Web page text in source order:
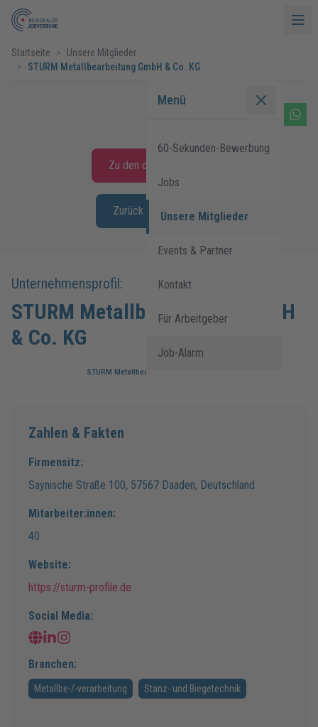
Startseite >
Unsere Mitglieder
>
STURM Metallbearbeitung GmbH & Co. KG
Menü
60-Sekunden-Bewerbung
Jobs
Unsere Mitglieder
Events & Partner
Kontakt
Für Arbeitgeber
Job-Alarm
Zu den offenen Stellen
Zurück zur Übersicht
Unternehmensprofil:
STURM Metallbearbeitung GmbH
& Co. KG
STURM Metallbearbeitung GmbH & Co. KG
Zahlen & Fakten
Firmensitz:
Saynische Straße 100, 57567 Daaden, Deutschland
Mitarbeiter:innen:
40
Website:
https://sturm-profile.de
Social Media:
Branchen:
Metallbe-/-verarbeitung Stanz- und Biegetechnik